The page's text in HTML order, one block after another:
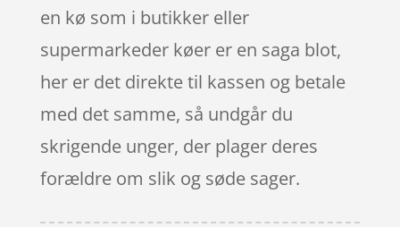
en kø som i butikker eller
supermarkeder køer er en saga blot,
her er det direkte til kassen og betale
med det samme, så undgår du
skrigende unger, der plager deres
forældre om slik og søde sager.